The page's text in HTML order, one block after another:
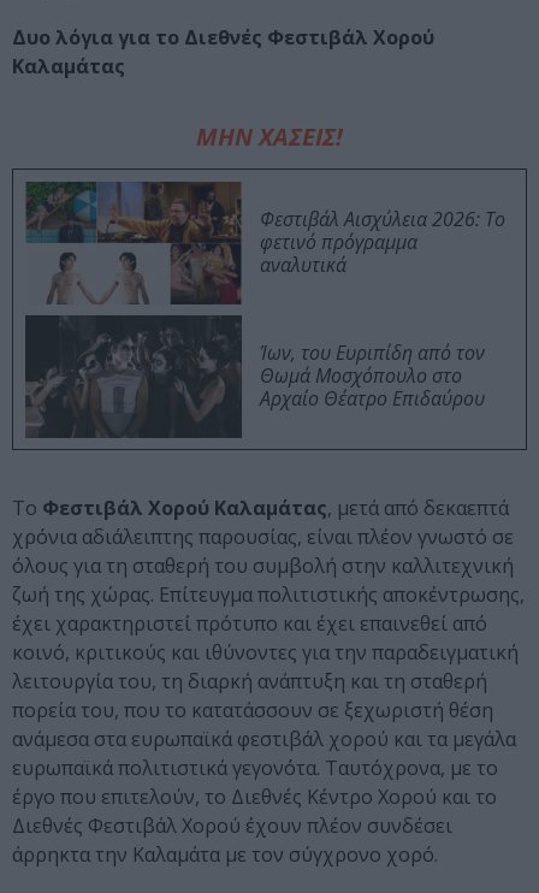
Δυο λόγια για τo Διεθνές Φεστιβάλ Χορού
Καλαμάτας
ΜΗΝ ΧΑΣΕΙΣ!
Φεστιβάλ Αισχύλεια 2026: Το
φετινό πρόγραμμα
αναλυτικά
Ίων, του Ευριπίδη από τον
Θωμά Μοσχόπουλο στο
Αρχαίο Θέατρο Επιδαύρου
Το Φεστιβάλ Χορού Καλαμάτας, μετά από δεκαεπτά
χρόνια αδιάλειπτης παρουσίας, είναι πλέον γνωστό σε
όλους για τη σταθερή του συμβολή στην καλλιτεχνική
ζωή της χώρας. Επίτευγμα πολιτιστικής αποκέντρωσης,
έχει χαρακτηριστεί πρότυπο και έχει επαινεθεί από
κοινό, κριτικούς και ιθύνοντες για την παραδειγματική
λειτουργία του, τη διαρκή ανάπτυξη και τη σταθερή
πορεία του, που το κατατάσσουν σε ξεχωριστή θέση
ανάμεσα στα ευρωπαϊκά φεστιβάλ χορού και τα μεγάλα
ευρωπαϊκά πολιτιστικά γεγονότα. Ταυτόχρονα, με το
έργο που επιτελούν, το Διεθνές Κέντρο Χορού και το
Διεθνές Φεστιβάλ Χορού έχουν πλέον συνδέσει
άρρηκτα την Καλαμάτα με τον σύγχρονο χορό.